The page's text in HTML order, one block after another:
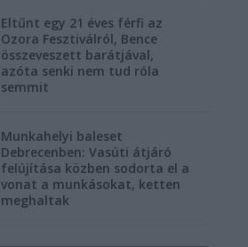
Eltűnt egy 21 éves férfi az
Ozora Fesztiválról, Bence
összeveszett barátjával,
azóta senki nem tud róla
semmit
Munkahelyi baleset
Debrecenben: Vasúti átjáró
felújítása közben sodorta el a
vonat a munkásokat, ketten
meghaltak